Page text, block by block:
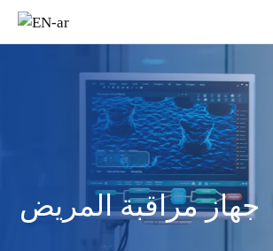
جهاز
مراقبة
جهاز مراقبة المريض